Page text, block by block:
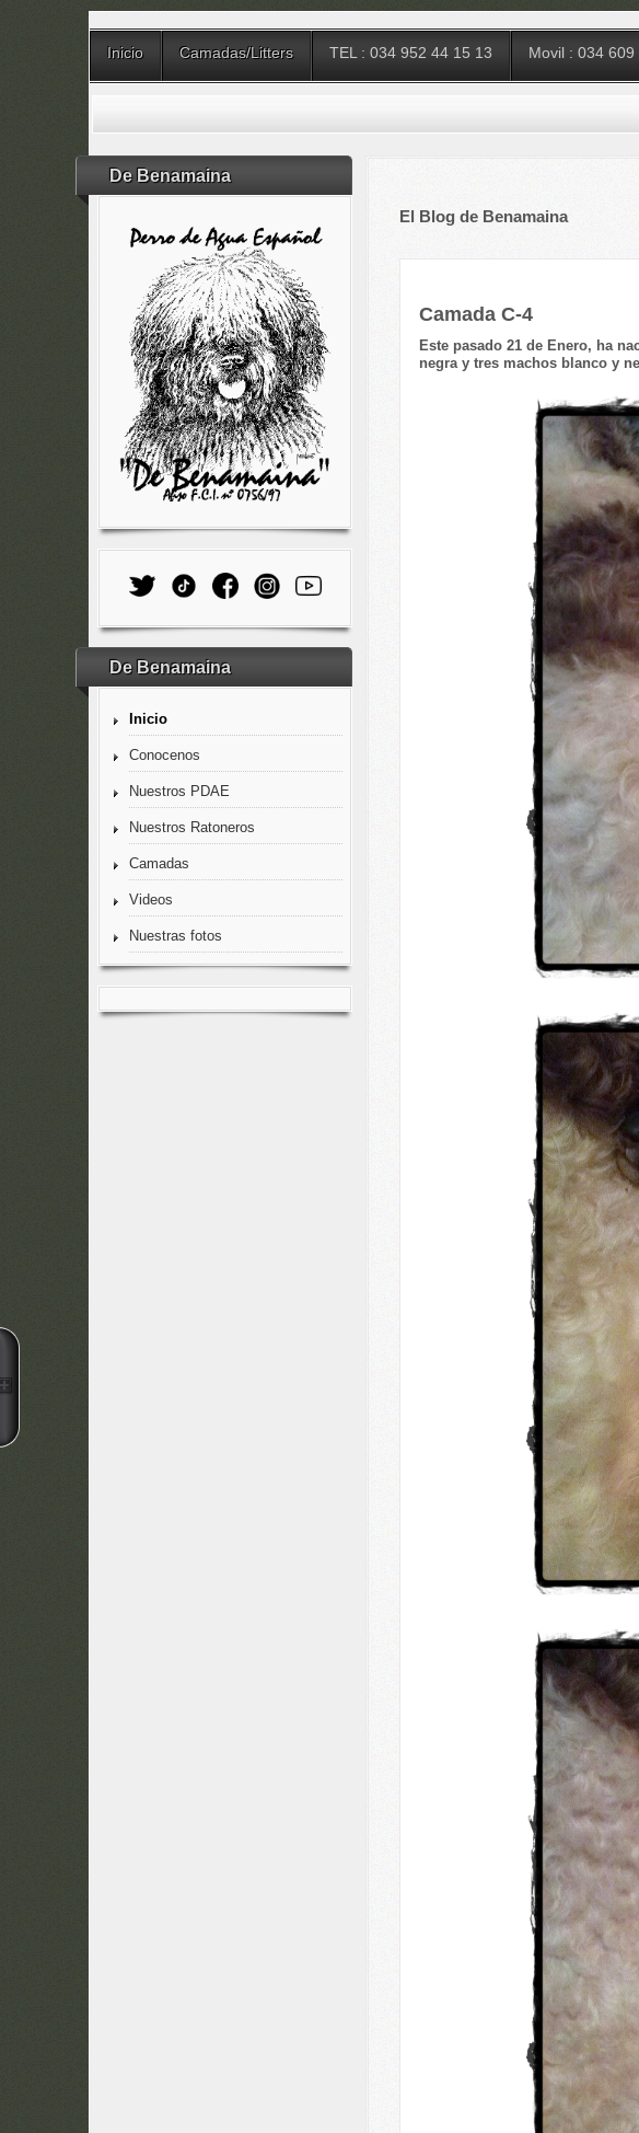
Inicio Camadas/Litters TEL : 034 952 44 15 13 Movil : 034 609
De Benamaina
De Benamaina
Inicio
Conocenos
Nuestros PDAE
Nuestros Ratoneros
Camadas
Videos
Nuestras fotos
El Blog de Benamaina
Camada C-4
Este pasado 21 de Enero, ha
negra y tres machos blanco y